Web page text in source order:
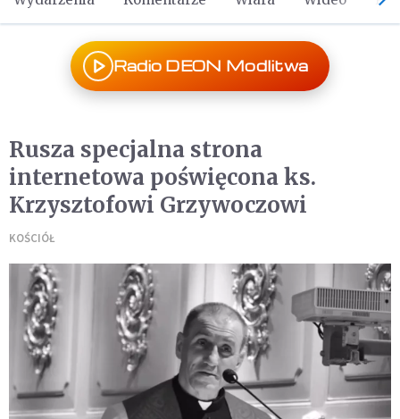
Radio DEON Modlitwa
Rusza specjalna strona
internetowa poświęcona ks.
Krzysztofowi Grzywoczowi
KOŚCIÓŁ